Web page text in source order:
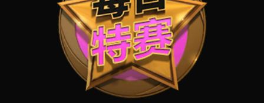
$50 每日快速 19:15 $50
$10 每日快速 19:15 $10.00
$2 每日快速 19:15 $2.00
20:15 $100.00